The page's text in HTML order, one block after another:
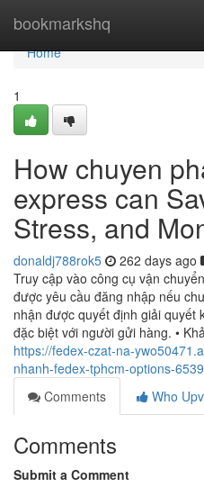
bookmarkshq
Home
Home
1
How chuyen
express can
Stress, and
donaldj788rok5 262 days ago
Truy cập vào công cụ vận
được yêu cầu đăng nhập nếu
nhận được quyết định giải quyết
đặc biệt với người gửi hàng. •
https://fedex-czat-na-
nhanh-fedex-tphcm-options-
Comments
Who
Comments
Submit a Comment